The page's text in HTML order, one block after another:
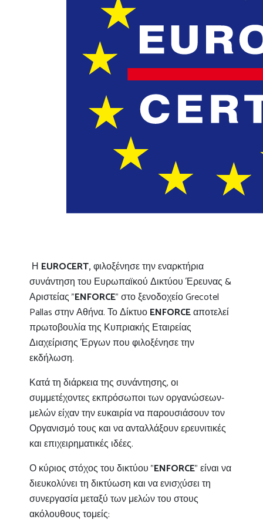
Η EUROCERT,φιλοξένησε την εναρκτήρια
συνάντηση του Ευρωπαϊκού Δικτύου Έρευνας &
Αριστείας "ENFORCE" στο ξενοδοχείο Grecotel
Pallas στην Αθήνα. Το ΔίκτυοENFORCEαποτελεί
πρωτοβουλία της Κυπριακής Εταιρείας
Διαχείρισης Έργων που φιλοξένησε την
εκδήλωση.
Κατά τη διάρκεια της συνάντησης, οι
συμμετέχοντες εκπρόσωποι των οργανώσεων-
μελών είχαν την ευκαιρία να παρουσιάσουν τον
Οργανισμό τους και να ανταλλάξουν ερευνιτικές
και επιχειρηματικές ιδέες.
Ο κύριος στόχος του δικτύου "ENFORCE" είναι να
διευκολύνει τη δικτύωση και να ενισχύσει τη
συνεργασία μεταξύ των μελών του στους
ακόλουθους τομείς: